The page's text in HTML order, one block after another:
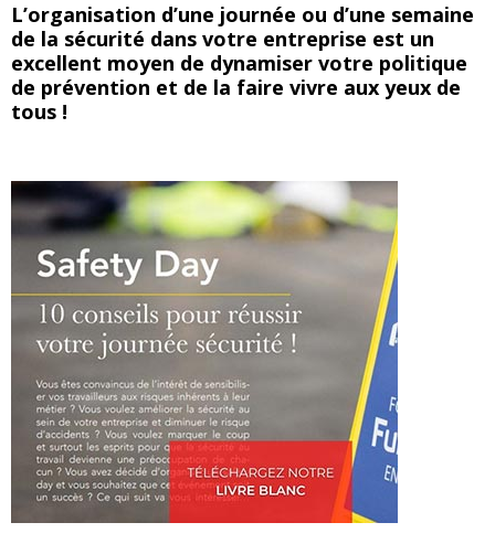
L’organisation d’une journée ou d’une semaine
de la sécurité dans votre entreprise est un
excellent moyen de dynamiser votre politique
de prévention et de la faire vivre aux yeux de
tous !